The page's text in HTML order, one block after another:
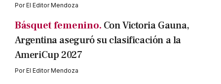
PorEl Editor Mendoza
Básquet femenino. Con Victoria Gauna,
Argentina aseguró su clasificación a la
AmeriCup 2027
PorEl Editor Mendoza